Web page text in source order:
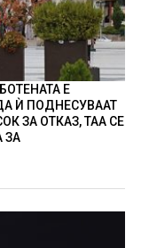
Е
Ѝ ПОДНЕСУВААТ
ЗА ОТКАЗ, ТАА СЕ
ЗА